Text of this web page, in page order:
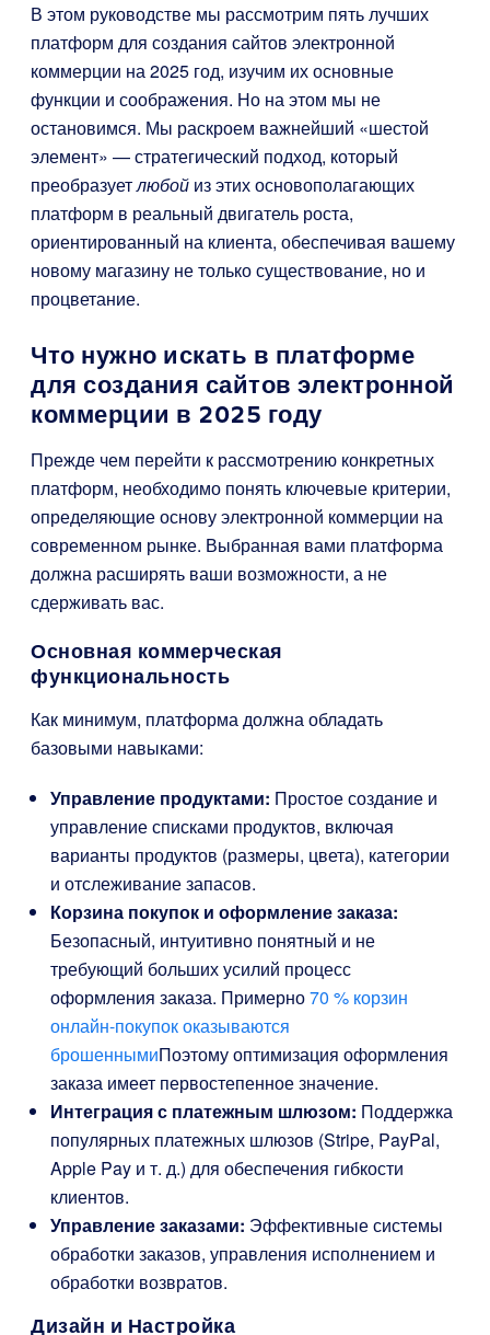
В этом руководстве мы рассмотрим пять лучших
платформ для создания сайтов электронной
коммерции на 2025 год, изучим их основные
функции и соображения. Но на этом мы не
остановимся. Мы раскроем важнейший «шестой
элемент» — стратегический подход, который
преобразуетлюбой из этих основополагающих
платформ в реальный двигатель роста,
ориентированный на клиента, обеспечивая вашему
новому магазину не только существование, но и
процветание.
Что нужно искать в платформе
для создания сайтов электронной
коммерции в 2025 году
Прежде чем перейти к рассмотрению конкретных
платформ, необходимо понять ключевые критерии,
определяющие основу электронной коммерции на
современном рынке. Выбранная вами платформа
должна расширять ваши возможности, а не
сдерживать вас.
Основная коммерческая
функциональность
Как минимум, платформа должна обладать
базовыми навыками:
Управление продуктами: Простое создание и
управление списками продуктов, включая
варианты продуктов (размеры, цвета), категории
и отслеживание запасов.
Корзина покупок и оформление заказа:
Безопасный, интуитивно понятный и не
требующий больших усилий процесс
оформления заказа. Примерно70 % корзин
онлайн-покупок оказываются
брошеннымиПоэтому оптимизация оформления
заказа имеет первостепенное значение.
Интеграция с платежным шлюзом: Поддержка
популярных платежных шлюзов (Stripe, PayPal,
Apple Pay и т. д.) для обеспечения гибкости
клиентов.
Управление заказами: Эффективные системы
обработки заказов, управления исполнением и
обработки возвратов.
Дизайн и Настройка